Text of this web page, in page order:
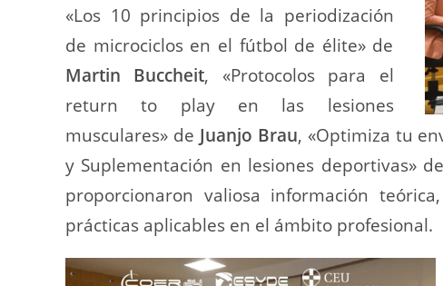
«Los 10 principios de la periodización
de microciclos en el fútbol de élite» de
Martin Buccheit, «Protocolos para el
return to play en las lesiones
musculares» de Juanjo Brau, «Optimiza tu
y Suplementación en lesiones deportivas» de
proporcionaron valiosa información
prácticas aplicables en el ámbito profesional.